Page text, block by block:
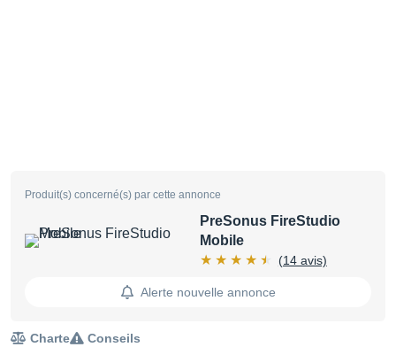
Produit(s) concerné(s) par cette annonce
PreSonus FireStudio
Mobile
(14 avis)
Alerte nouvelle annonce
Charte Conseils